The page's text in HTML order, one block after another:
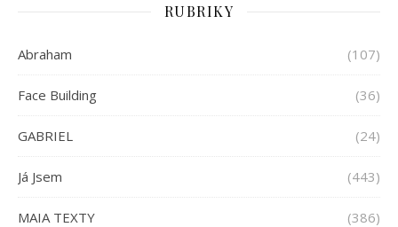
RUBRIKY
Abraham (107)
Face Building (36)
GABRIEL (24)
Já Jsem (443)
MAIA TEXTY (386)